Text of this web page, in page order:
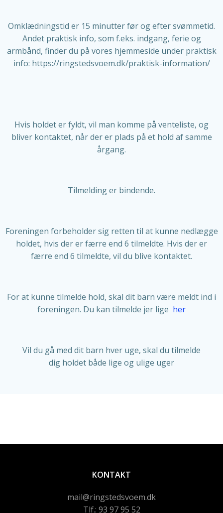
Omklædningstid er 15 minutter før og efter svømmetid.
Andet praktisk info, som f.eks. indgang, ferie og
armbånd, finder du på vores hjemmeside under praktisk
info: https://ringstedsvoem.dk/praktisk-information/
Hvis holdet er fyldt, vil man komme på venteliste, og
bliver kontaktet, når der er plads på et hold af samme
årgang.
Tilmelding er bindende.
Foreningen forbeholder sig retten til at kunne nedlægge
holdet, hvis der er færre end 6 tilmeldte. Hvis der er
færre end 6 tilmeldte, vil du blive kontaktet.
For at kunne tilmelde hold, skal dit barn være meldt ind i
foreningen. Du kan tilmelde jer lige her
Vil du gå med dit barn hver uge, skal du tilmelde
dig holdet både lige og ulige uger
KONTAKT
mail@ringstedsvoem.dk
Tlf.: 93 97 95 52